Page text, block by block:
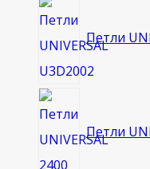
Петли
Петли